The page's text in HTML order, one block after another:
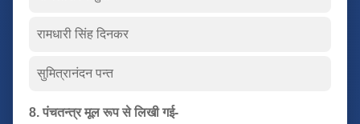
रामधारी सिंह दिनकर
सुमित्रानंदन पन्त
8. पंचतन्त्र मूल रूप से लिखी गई-